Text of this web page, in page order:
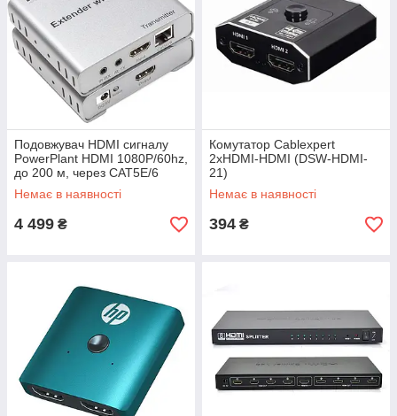
Подовжувач HDMI сигналу
PowerPlant HDMI 1080P/60hz,
до 200 м, через CAT5E/6
(HDES200-KVM) (CA912964)
Немає в наявності
4 499 ₴
Комутатор Cablexpert
2xHDMI-HDMI (DSW-HDMI-
21)
Немає в наявності
394 ₴